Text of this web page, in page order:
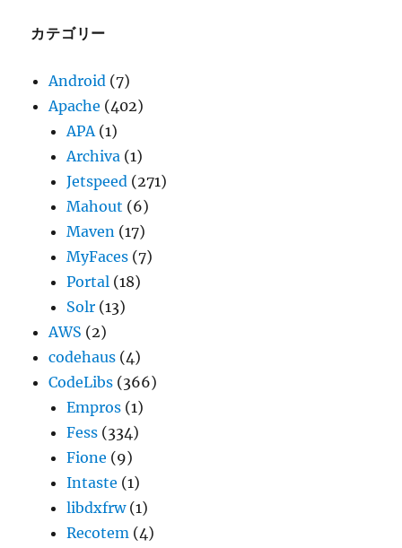
ブ
カテゴリー
Android (7)
Apache (402)
APA(1)
Archiva (1)
Jetspeed (271)
Mahout (6)
Maven (17)
MyFaces (7)
Portal (18)
Solr (13)
AWS (2)
codehaus (4)
CodeLibs (366)
Empros (1)
Fess (334)
Fione (9)
Intaste (1)
libdxfrw(1)
Recotem (4)